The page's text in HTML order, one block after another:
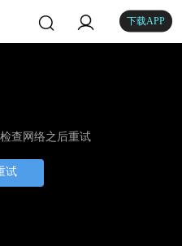
下载APP
查网络之后重试
试